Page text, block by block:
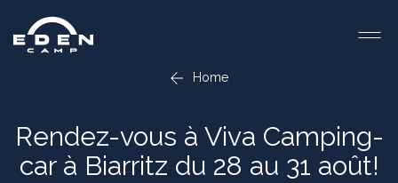
Home
Rendez-vous à Viva Camping-
car à Biarritz du 28 au 31 août!